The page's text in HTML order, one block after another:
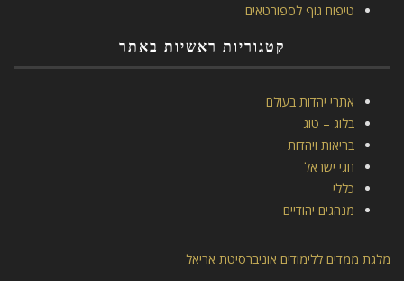
טיפוח גוף לספורטאים
קטגוריות ראשיות באתר
אתרי יהדות בעולם
בלוג – טוג
בריאות ויהדות
חגי ישראל
כללי
מנהגים יהודיים
מלגת ממדים ללימודים אוניברסיטת אריאל